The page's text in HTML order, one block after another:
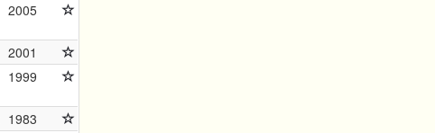
2005
2001
1999
1983